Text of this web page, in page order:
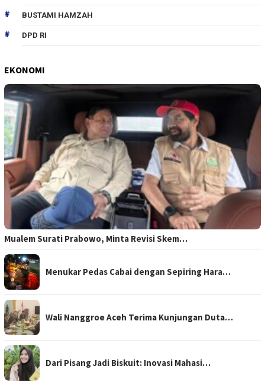
BUSTAMI HAMZAH
DPD RI
EKONOMI
Mualem Surati Prabowo, Minta Revisi Skem…
Menukar Pedas Cabai dengan Sepiring Hara…
Wali Nanggroe Aceh Terima Kunjungan Duta…
Dari Pisang Jadi Biskuit: Inovasi Mahasi…